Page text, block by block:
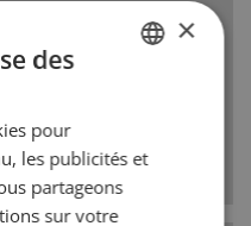
la plus connue est
La stout est
brassée. Elle
à cause de la
diverses
×
des
pour
les publicités et
partageons
sur votre